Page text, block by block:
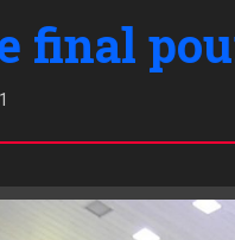
final